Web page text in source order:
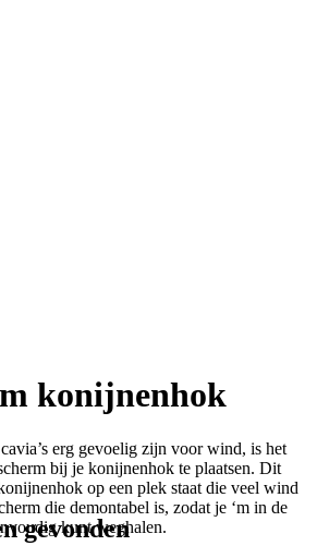
konijnenhok
erg gevoelig zijn voor wind, is het
bij je konijnenhok te plaatsen. Dit
op een plek staat die veel wind
die demontabel is, zodat je ‘m in de
kunt weghalen.
gevonden